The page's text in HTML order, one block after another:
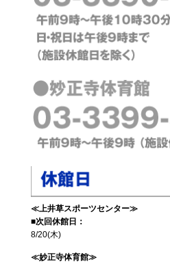
≪上井草スポーツセンター≫
■次回休館日：
8/20(木)
≪妙正寺体育館≫